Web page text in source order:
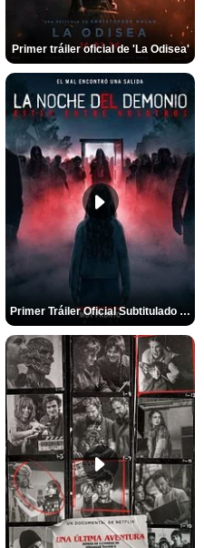
Primer tráiler oficial de 'La Odisea'
Primer Tráiler Oficial Subtitulado de 'La Noche Del Demonio: Están Entre Nosotros'